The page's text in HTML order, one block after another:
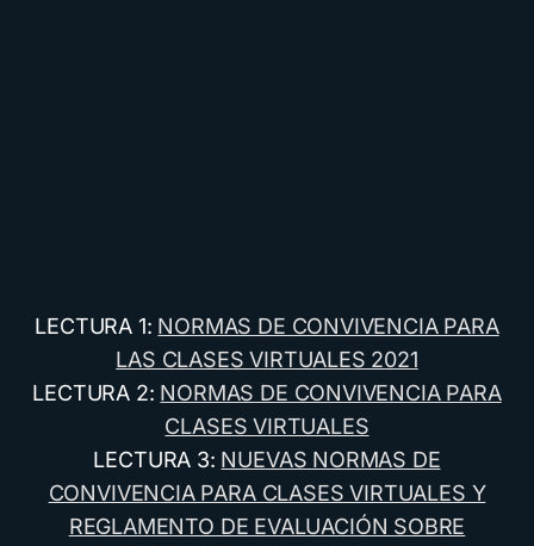
LECTURA 1: NORMAS DE CONVIVENCIA PARA
LAS CLASES VIRTUALES 2021
LECTURA 2: NORMAS DE CONVIVENCIA PARA
CLASES VIRTUALES
LECTURA 3: NUEVAS NORMAS DE
CONVIVENCIA PARA CLASES VIRTUALES Y
REGLAMENTO DE EVALUACIÓN SOBRE